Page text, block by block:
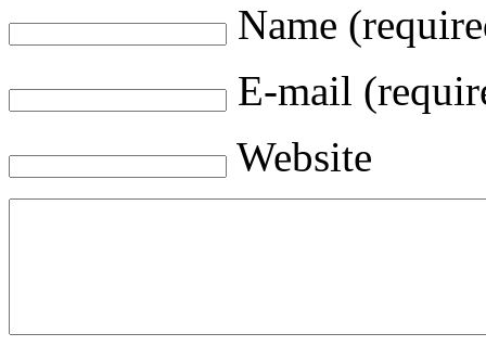
Name
E-mail
Website